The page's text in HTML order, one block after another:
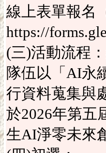
線上表單報名
https://
(三)活動流程
隊伍以「AI永
行資料蒐集與
於2026年第五
生AI淨零未來